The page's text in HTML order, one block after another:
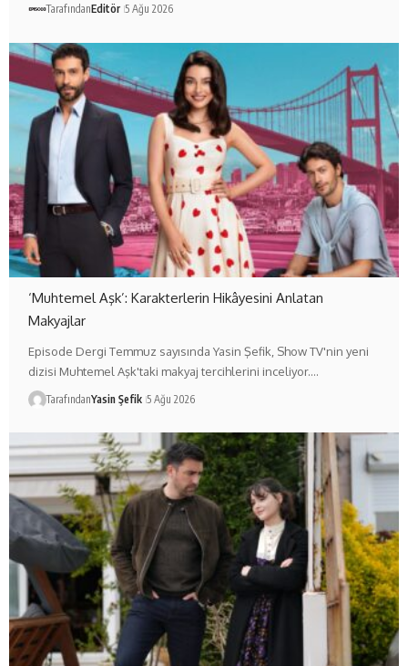
TarafındanEditör 5 Ağu 2026
‘Muhtemel Aşk’: Karakterlerin Hikâyesini Anlatan
Makyajlar
Episode Dergi Temmuz sayısında Yasin Şefik, Show TV'nin yeni
dizisi Muhtemel Aşk'taki makyaj tercihlerini inceliyor.…
TarafındanYasin Şefik 5 Ağu 2026